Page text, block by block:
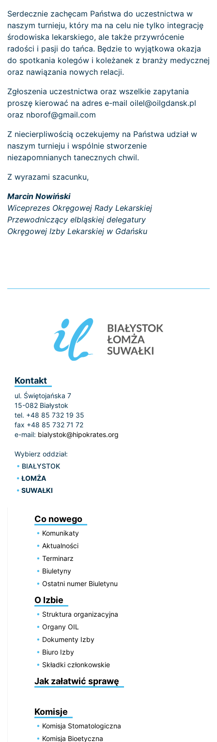
Serdecznie zachęcam Państwa do uczestnictwa w
naszym turnieju, który ma na celu nie tylko integrację
środowiska lekarskiego, ale także przywrócenie
radości i pasji do tańca. Będzie to wyjątkowa okazja
do spotkania kolegów i koleżanek z branży medycznej
oraz nawiązania nowych relacji.
Zgłoszenia uczestnictwa oraz wszelkie zapytania
proszę kierować na adres e-mail oilel@oilgdansk.pl
oraz nborof@gmail.com
Z niecierpliwością oczekujemy na Państwa udział w
naszym turnieju i wspólnie stworzenie
niezapomnianych tanecznych chwil.
Z wyrazami szacunku,
Marcin Nowiński
Wiceprezes Okręgowej Rady Lekarskiej
Przewodniczący elbląskiej delegatury
Okręgowej Izby Lekarskiej w Gdańsku
Kontakt
ul. Świętojańska 7
15-082 Białystok
tel. +48 85 732 19 35
fax +48 85 732 71 72
e-mail: bialystok@hipokrates.org
Wybierz oddział:
BIAŁYSTOK
ŁOMŻA
SUWAŁKI
Co nowego
Komunikaty
Aktualności
Terminarz
Biuletyny
Ostatni numer Biuletynu
O Izbie
Struktura organizacyjna
Organy OIL
Dokumenty Izby
Biuro Izby
Składki członkowskie
Jak załatwić sprawę
Komisje
Komisja Stomatologiczna
Komisja Bioetyczna